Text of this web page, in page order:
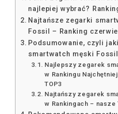
najlepiej wybrać?
Najtańsze zegarki
Fossil – Ranking
Podsumowanie, czyli
smartwatch męski
Najlepszy zegarek
w Rankingu
TOP3
Najtańszy zegarek
w Rankingach – nasze